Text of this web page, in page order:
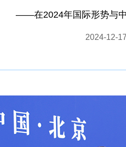
——在2024年国际形势与
2024-12-